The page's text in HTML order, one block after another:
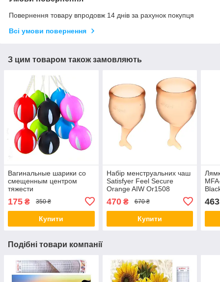
Повернення товару впродовж 14 днів за рахунок покупця
Всі умови повернення
З цим товаром також замовляють
Вагинальные шарики со
смещенным центром
тяжести
175 ₴ 350 ₴
Купити
Набір менструальних чаш
Satisfyer Feel Secure
Orange AIW Or1508
470₴ 670 ₴
Купити
463
Подібні товари компанії